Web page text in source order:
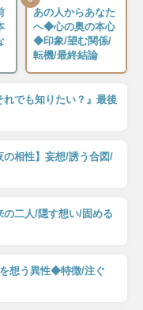
あの人からあなた
へ◆心の奥の本心
◆印象/望む関係/
転機/最終結論
でも知りたい？』最後
の相性】妄想/誘う合図/
二人/隠す想い/固める
想う異性◆特徴/注ぐ